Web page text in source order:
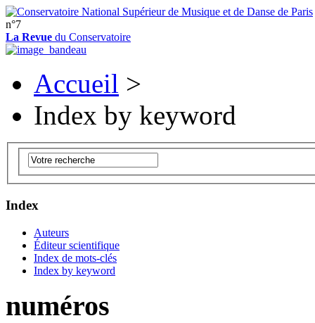
n°7
La Revue du Conservatoire
Accueil >
Index by keyword
Index
Auteurs
Éditeur scientifique
Index de mots-clés
Index by keyword
numéros